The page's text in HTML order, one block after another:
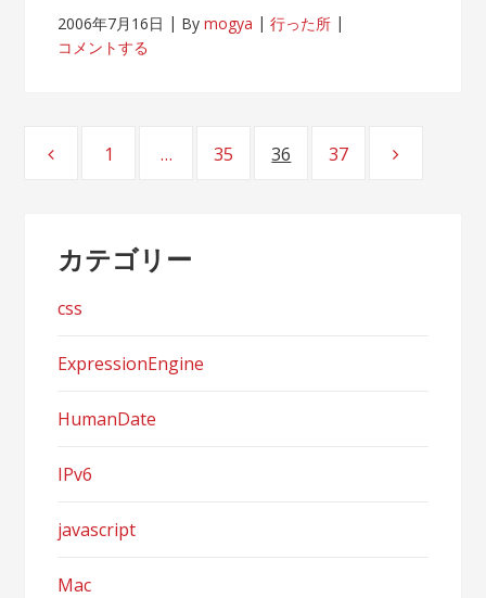
2006年7月16日 Bymogya
行った所
コメントする
投
ビ
ゲ
ー
ョ
ン
ページ
1 … ページ
35 ページ
36 ページ
37
カテゴリー
css
ExpressionEngine
HumanDate
IPv6
javascript
Mac